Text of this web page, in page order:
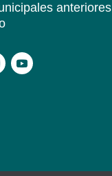
anteriores